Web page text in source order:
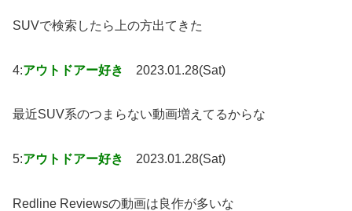
SUVで検索したら上の方出てきた
4:アウトドアー好き 2023.01.28(Sat)
最近SUV系のつまらない動画増えてるからな
5:アウトドアー好き 2023.01.28(Sat)
Redline Reviewsの動画は良作が多いな